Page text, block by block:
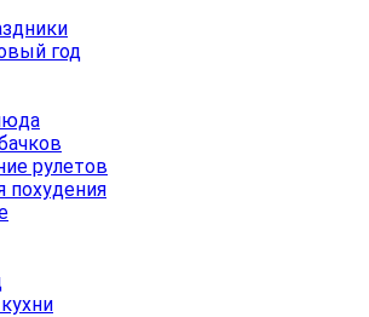
год
рулетов
похудения